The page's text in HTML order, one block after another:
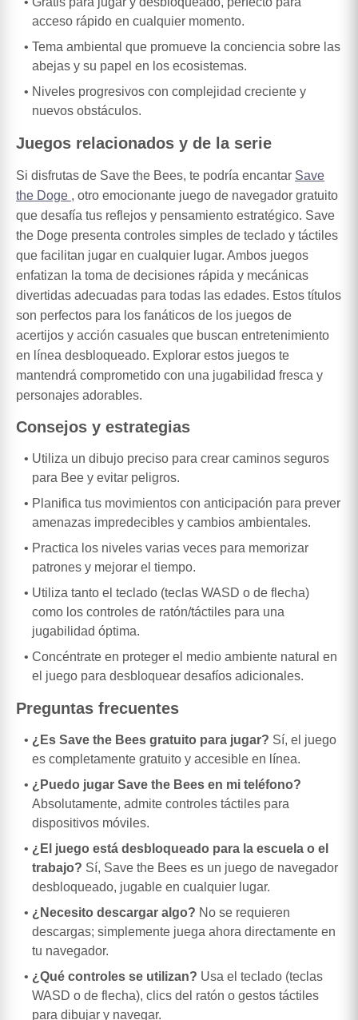
acceso rápido en cualquier momento.
Tema ambiental que promueve la conciencia sobre las
abejas y su papel en los ecosistemas.
Niveles progresivos con complejidad creciente y
nuevos obstáculos.
Juegos relacionados y de la serie
Si disfrutas de Save the Bees, te podría encantar Save
the Doge , otro emocionante juego de navegador gratuito
que desafía tus reflejos y pensamiento estratégico. Save
the Doge presenta controles simples de teclado y táctiles
que facilitan jugar en cualquier lugar. Ambos juegos
enfatizan la toma de decisiones rápida y mecánicas
divertidas adecuadas para todas las edades. Estos títulos
son perfectos para los fanáticos de los juegos de
acertijos y acción casuales que buscan entretenimiento
en línea desbloqueado. Explorar estos juegos te
mantendrá comprometido con una jugabilidad fresca y
personajes adorables.
Consejos y estrategias
Utiliza un dibujo preciso para crear caminos seguros
para Bee y evitar peligros.
Planifica tus movimientos con anticipación para prever
amenazas impredecibles y cambios ambientales.
Practica los niveles varias veces para memorizar
patrones y mejorar el tiempo.
Utiliza tanto el teclado (teclas WASD o de flecha)
como los controles de ratón/táctiles para una
jugabilidad óptima.
Concéntrate en proteger el medio ambiente natural en
el juego para desbloquear desafíos adicionales.
Preguntas frecuentes
¿Es Save the Bees gratuito para jugar? Sí, el juego
es completamente gratuito y accesible en línea.
¿Puedo jugar Save the Bees en mi teléfono?
Absolutamente, admite controles táctiles para
dispositivos móviles.
¿El juego está desbloqueado para la escuela o el
trabajo? Sí, Save the Bees es un juego de navegador
desbloqueado, jugable en cualquier lugar.
¿Necesito descargar algo? No se requieren
descargas; simplemente juega ahora directamente en
tu navegador.
¿Qué controles se utilizan? Usa el teclado (teclas
WASD o de flecha), clics del ratón o gestos táctiles
para dibujar y navegar.